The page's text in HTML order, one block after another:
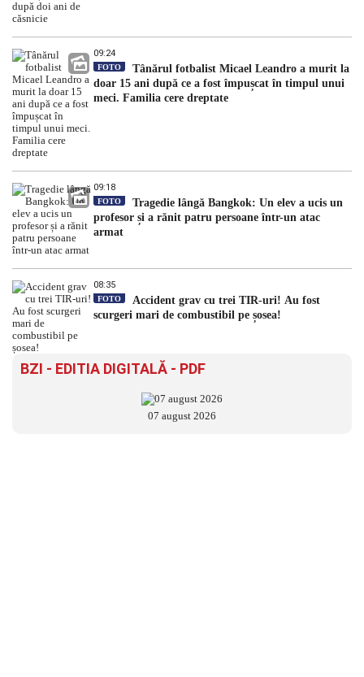
09:24
FOTO
Tânărul fotbalist Micael Leandro a murit la
doar 15 ani după ce a fost împușcat în timpul unui
meci. Familia cere dreptate
09:18
FOTO
Tragedie lângă Bangkok: Un elev a ucis un
profesor și a rănit patru persoane într-un atac
armat
08:35
FOTO
Accident grav cu trei TIR-uri! Au fost
scurgeri mari de combustibil pe șosea!
BZI - EDITIA DIGITALĂ - PDF
07 august 2026